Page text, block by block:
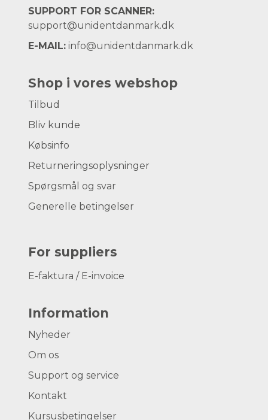
SUPPORT FOR SCANNER:
support@unidentdanmark.dk
E-MAIL: info@unidentdanmark.dk
Shop i vores webshop
Tilbud
Bliv kunde
Købsinfo
Returneringsoplysninger
Spørgsmål og svar
Generelle betingelser
For suppliers
E-faktura / E-invoice
Information
Nyheder
Om os
Support og service
Kontakt
Kursusbetingelser